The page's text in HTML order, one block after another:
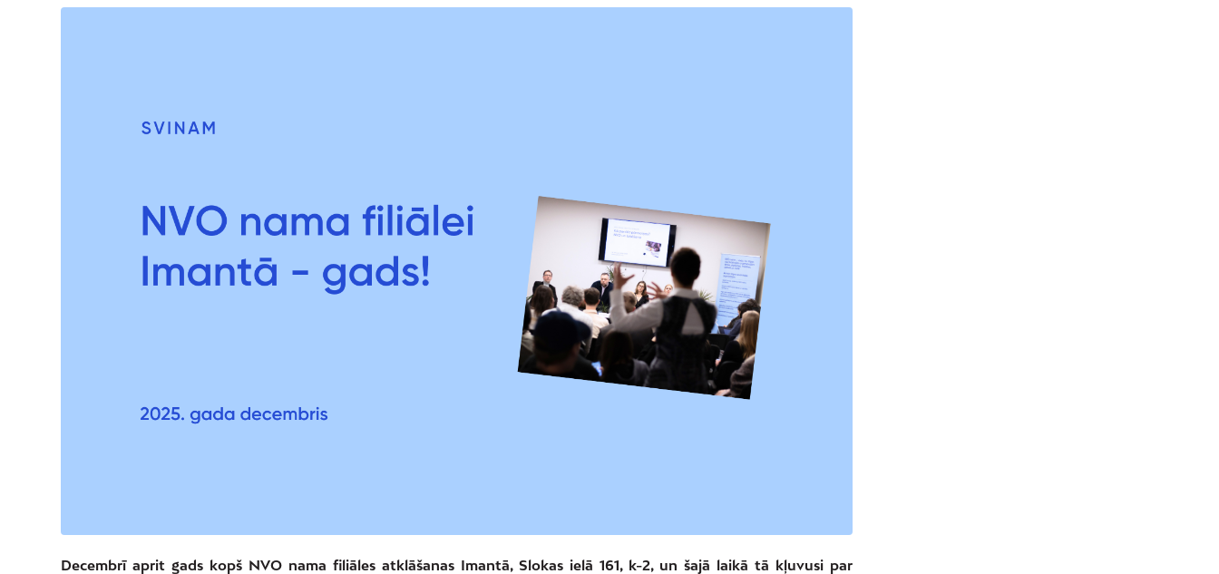
Decembrī aprit gads kopš NVO nama filiāles atklāšanas Imantā, Slokas ielā 161, k-2, un šajā laikā tā kļuvusi par